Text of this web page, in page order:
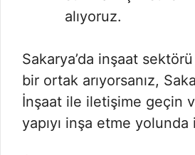
alıyoruz.
Sakarya’da inşaat
bir ortak arıyorsanız,
İnşaat ile iletişime geçin
yapıyı inşa etme yolunda